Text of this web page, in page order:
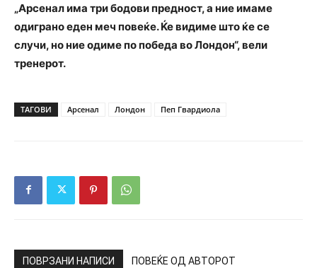
„Арсенал има три бодови предност, а ние имаме
одиграно еден меч повеќе. Ќе видиме што ќе се
случи, но ние одиме по победа во Лондон“, вели
тренерот.
ТАГОВИ Арсенал Лондон Пеп Гвардиола
ПОВРЗАНИ НАПИСИ ПОВЕЌЕ ОД АВТОРОТ